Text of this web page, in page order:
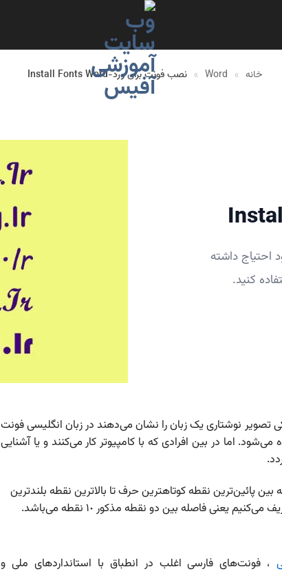
خانه »
Word
» نصب فونت برای ورد-Install Fonts Word
احتیاج داشته
کنید.
تصویر نوشتاری یک زبان را نشان می‌دهند در زبان انگلیسی فونت
اما در بین افرادی که با کامپیوتر کار می‌کنند و یا آشنایی
پائین‌ترین نقطه کوتاهترین حرف تا بالاترین نقطه بلندترین
، فونت‌های فارسی اغلب در انطباق با استانداردهای ملی و